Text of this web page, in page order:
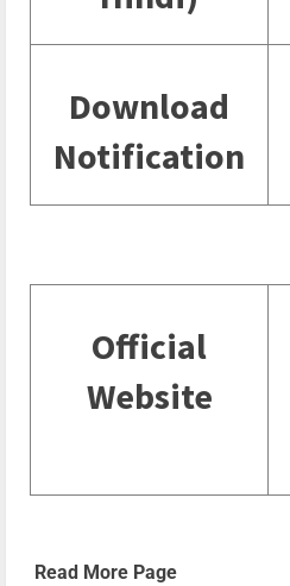
Download
Notification
Official
Website
Read More Page